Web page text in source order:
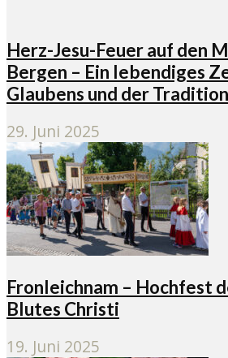
Herz-Jesu-Feuer auf den
Bergen – Ein lebendiges
Glaubens und der Tradition
29. Juni 2025
Fronleichnam – Hochfest
Blutes Christi
19. Juni 2025